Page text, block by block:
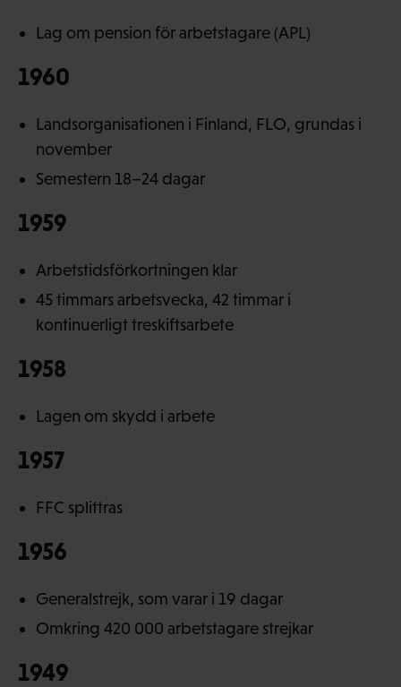
Lag om pension för arbetstagare (APL)
1960
Landsorganisationen i Finland, FLO, grundas i
november
Semestern 18–24 dagar
1959
Arbetstidsförkortningen klar
45 timmars arbetsvecka, 42 timmar i
kontinuerligt treskiftsarbete
1958
Lagen om skydd i arbete
1957
FFC splittras
1956
Generalstrejk, som varar i 19 dagar
Omkring 420 000 arbetstagare strejkar
1949